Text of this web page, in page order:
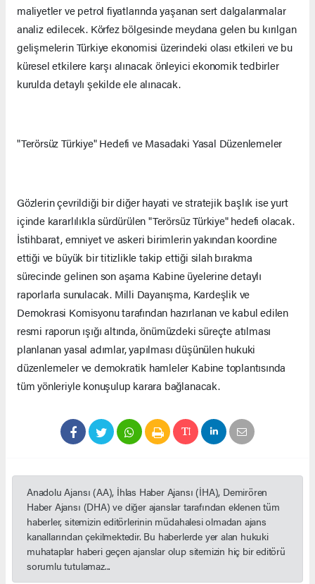
maliyetler ve petrol fiyatlarında yaşanan sert dalgalanmalar
analiz edilecek. Körfez bölgesinde meydana gelen bu kırılgan
gelişmelerin Türkiye ekonomisi üzerindeki olası etkileri ve bu
küresel etkilere karşı alınacak önleyici ekonomik tedbirler
kurulda detaylı şekilde ele alınacak.
"Terörsüz Türkiye" Hedefi ve Masadaki Yasal Düzenlemeler
Gözlerin çevrildiği bir diğer hayati ve stratejik başlık ise yurt
içinde kararlılıkla sürdürülen "Terörsüz Türkiye" hedefi olacak.
İstihbarat, emniyet ve askeri birimlerin yakından koordine
ettiği ve büyük bir titizlikle takip ettiği silah bırakma
sürecinde gelinen son aşama Kabine üyelerine detaylı
raporlarla sunulacak. Milli Dayanışma, Kardeşlik ve
Demokrasi Komisyonu tarafından hazırlanan ve kabul edilen
resmi raporun ışığı altında, önümüzdeki süreçte atılması
planlanan yasal adımlar, yapılması düşünülen hukuki
düzenlemeler ve demokratik hamleler Kabine toplantısında
tüm yönleriyle konuşulup karara bağlanacak.
Anadolu Ajansı (AA), İhlas Haber Ajansı (İHA), Demirören
Haber Ajansı (DHA) ve diğer ajanslar tarafından eklenen tüm
haberler, sitemizin editörlerinin müdahalesi olmadan ajans
kanallarından çekilmektedir. Bu haberlerde yer alan hukuki
muhataplar haberi geçen ajanslar olup sitemizin hiç bir editörü
sorumlu tutulamaz...